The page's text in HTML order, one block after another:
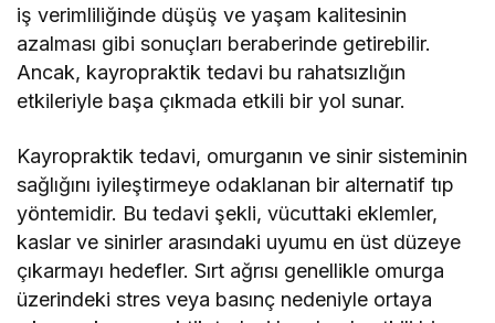
iş verimliliğinde düşüş ve yaşam kalitesinin
azalması gibi sonuçları beraberinde getirebilir.
Ancak, kayropraktik tedavi bu rahatsızlığın
etkileriyle başa çıkmada etkili bir yol sunar.
Kayropraktik tedavi, omurganın ve sinir sisteminin
sağlığını iyileştirmeye odaklanan bir alternatif tıp
yöntemidir. Bu tedavi şekli, vücuttaki eklemler,
kaslar ve sinirler arasındaki uyumu en üst düzeye
çıkarmayı hedefler. Sırt ağrısı genellikle omurga
üzerindeki stres veya basınç nedeniyle ortaya